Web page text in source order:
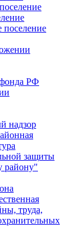
поселение
РФ
надзор
защиты
району"
труда,